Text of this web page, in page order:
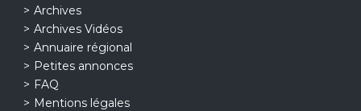
Archives
Archives Vidéos
Annuaire régional
Petites annonces
FAQ
Mentions légales